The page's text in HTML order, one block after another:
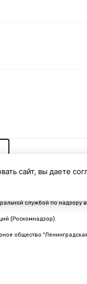
средства
службой по надзору
(Роскомнадзор).
общество
сайт, вы даете